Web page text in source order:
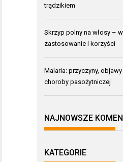
trądzikiem
Skrzyp polny na włosy –
zastosowanie i korzyści
Malaria: przyczyny,
choroby pasożytniczej
NAJNOWSZE
KATEGORIE